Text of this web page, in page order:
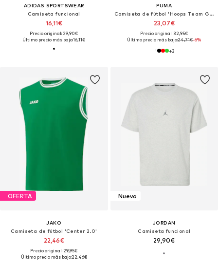
ADIDAS SPORTSWEAR
Camiseta funcional
16,11€
Precio original: 29,90€
Último precio más bajo:16,11€
PUMA
Camiseta de fútbol 'Hoops Team Game'
23,07€
Precio original: 32,95€
Último precio más bajo:24,71€-6%
+2
OFERTA
JAKO
Camiseta de fútbol 'Center 2.0'
22,46€
Precio original: 29,95€
Último precio más bajo:22,46€
Nuevo
JORDAN
Camiseta funcional
29,90€